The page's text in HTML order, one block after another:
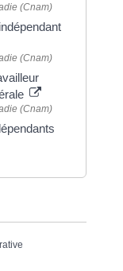
(Cnam)
(Cnam)
(Cnam)